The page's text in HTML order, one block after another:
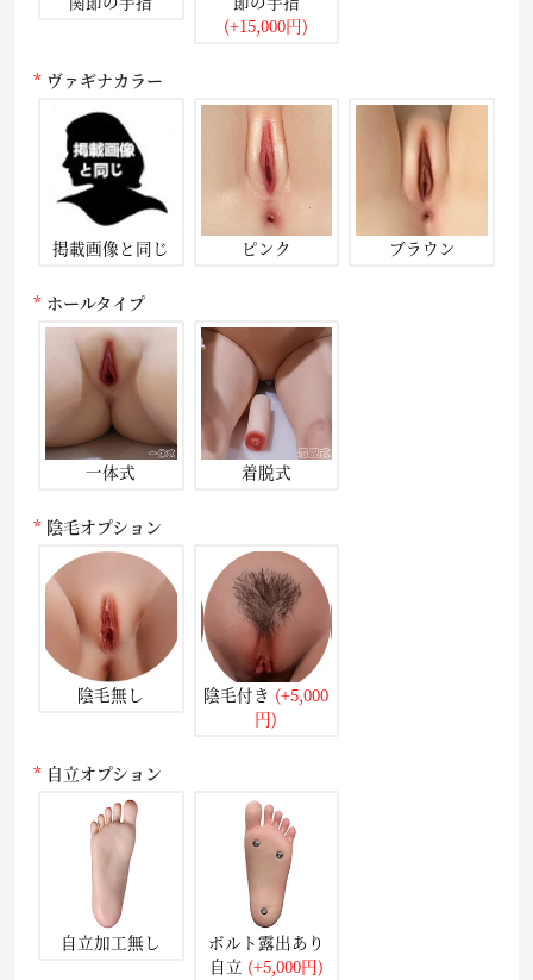
(+15,000円)
ヴァギナカラー
掲載画像と同じ ピンク ブラウン
ホールタイプ
一体式 着脱式
陰毛オプション
陰毛無し 陰毛付き (+5,000
円)
自立オプション
自立加工無し
ボルト露出あり
自立 (+5,000円)